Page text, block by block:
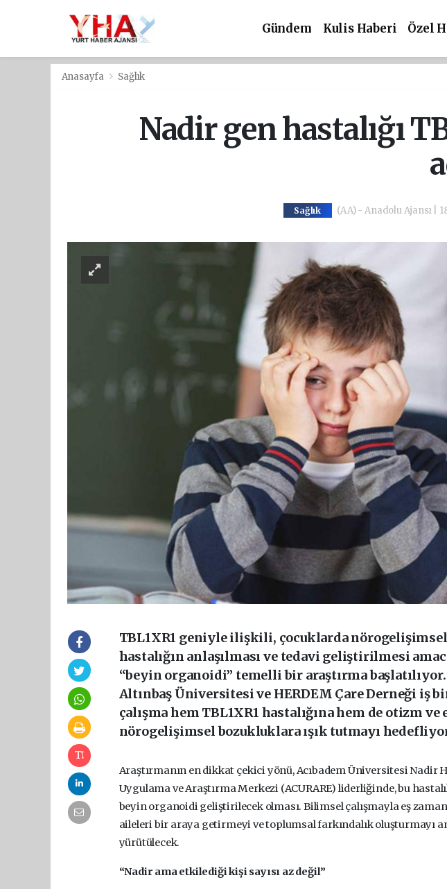
Gündem Kulis Haberi Özel
Anasayfa Sağlık
Nadir gen hastalığı
Sağlık (AA) - Anadolu Ajansı |
TBL1XR1 geniyle ilişkili, çocuklarda
hastalığın anlaşılması ve tedavi geliştirilmesi
“beyin organoidi” temelli bir araştırma
Altınbaş Üniversitesi ve HERDEM Çare Derneği iş
çalışma hem TBL1XR1 hastalığına hem de otizm
nörogelişimsel bozukluklara ışık tutmayı
Araştırmanın en dikkat çekici yönü, Acıbadem Üniversitesi Nadir
Uygulama ve Araştırma Merkezi (ACURARE) liderliğinde, bu
beyin organoidi geliştirilecek olması. Bilimsel çalışmayla eş
aileleri bir araya getirmeyi ve toplumsal farkındalık oluşturmayı
yürütülecek.
“Nadir ama etkilediği kişi sayısı az değil”